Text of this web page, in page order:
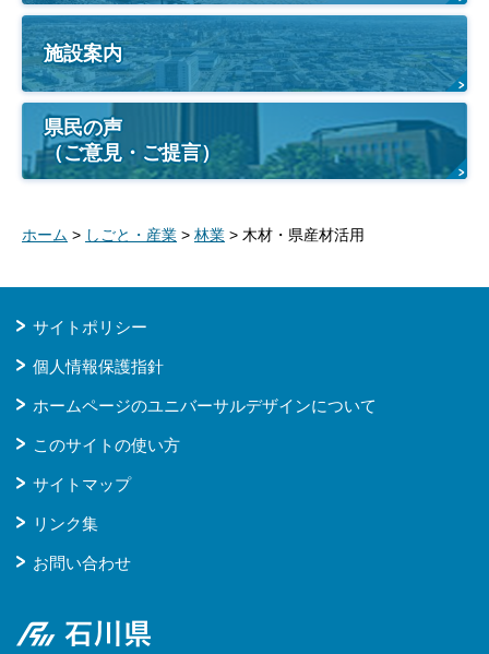
施設案内
県民の声
（ご意見・ご提言）
ホーム > しごと・産業 > 林業 > 木材・県産材活用
サイトポリシー
個人情報保護指針
ホームページのユニバーサルデザインについて
このサイトの使い方
サイトマップ
リンク集
お問い合わせ
石川県